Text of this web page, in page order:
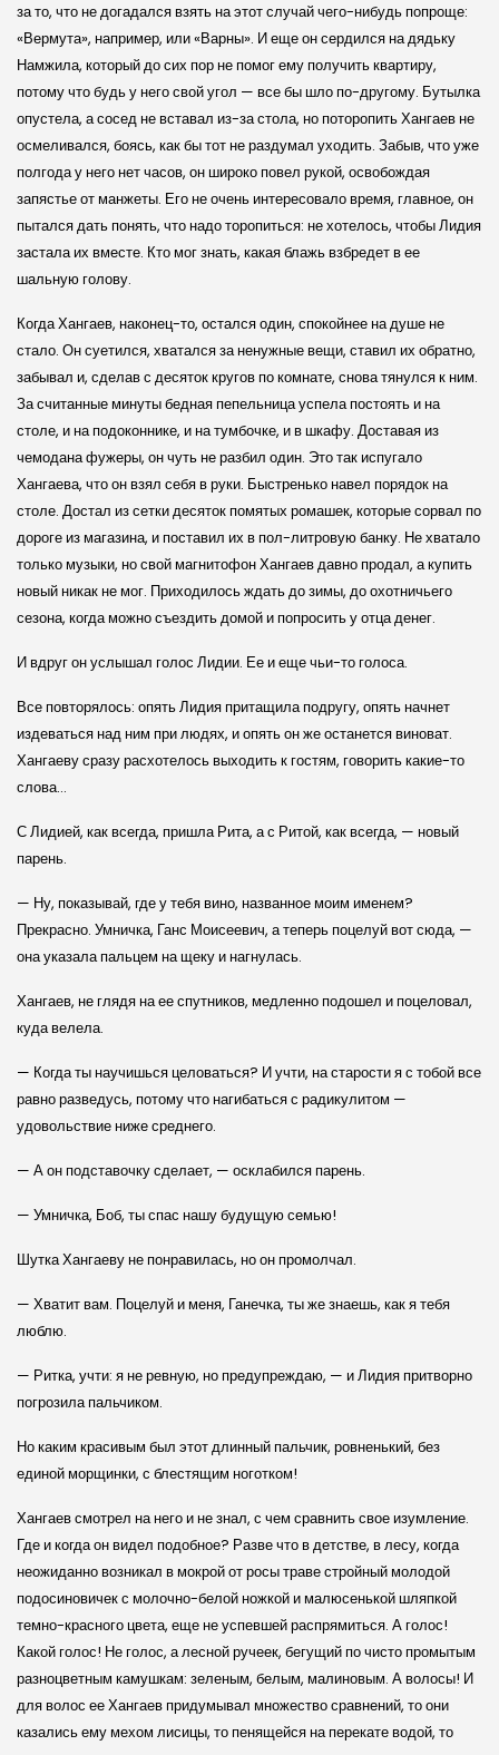
за то, что не догадался взять на этот случай чего-нибудь попроще:
«Вермута», например, или «Варны». И еще он сердился на дядьку
Намжила, который до сих пор не помог ему получить квартиру,
потому что будь у него свой угол — все бы шло по-другому. Бутылка
опустела, а сосед не вставал из-за стола, но поторопить Хангаев не
осмеливался, боясь, как бы тот не раздумал уходить. Забыв, что уже
полгода у него нет часов, он широко повел рукой, освобождая
запястье от манжеты. Его не очень интересовало время, главное, он
пытался дать понять, что надо торопиться: не хотелось, чтобы Лидия
застала их вместе. Кто мог знать, какая блажь взбредет в ее
шальную голову.
Когда Хангаев, наконец-то, остался один, спокойнее на душе не
стало. Он суетился, хватался за ненужные вещи, ставил их обратно,
забывал и, сделав с десяток кругов по комнате, снова тянулся к ним.
За считанные минуты бедная пепельница успела постоять и на
столе, и на подоконнике, и на тумбочке, и в шкафу. Доставая из
чемодана фужеры, он чуть не разбил один. Это так испугало
Хангаева, что он взял себя в руки. Быстренько навел порядок на
столе. Достал из сетки десяток помятых ромашек, которые сорвал по
дороге из магазина, и поставил их в пол-литровую банку. Не хватало
только музыки, но свой магнитофон Хангаев давно продал, а купить
новый никак не мог. Приходилось ждать до зимы, до охотничьего
сезона, когда можно съездить домой и попросить у отца денег.
И вдруг он услышал голос Лидии. Ее и еще чьи-то голоса.
Все повторялось: опять Лидия притащила подругу, опять начнет
издеваться над ним при людях, и опять он же останется виноват.
Хангаеву сразу расхотелось выходить к гостям, говорить какие-то
слова…
С Лидией, как всегда, пришла Рита, а с Ритой, как всегда, — новый
парень.
— Ну, показывай, где у тебя вино, названное моим именем?
Прекрасно. Умничка, Ганс Моисеевич, а теперь поцелуй вот сюда, —
она указала пальцем на щеку и нагнулась.
Хангаев, не глядя на ее спутников, медленно подошел и поцеловал,
куда велела.
— Когда ты научишься целоваться? И учти, на старости я с тобой все
равно разведусь, потому что нагибаться с радикулитом —
удовольствие ниже среднего.
— А он подставочку сделает, — осклабился парень.
— Умничка, Боб, ты спас нашу будущую семью!
Шутка Хангаеву не понравилась, но он промолчал.
— Хватит вам. Поцелуй и меня, Ганечка, ты же знаешь, как я тебя
люблю.
— Ритка, учти: я не ревную, но предупреждаю, — и Лидия притворно
погрозила пальчиком.
Но каким красивым был этот длинный пальчик, ровненький, без
единой морщинки, с блестящим ноготком!
Хангаев смотрел на него и не знал, с чем сравнить свое изумление.
Где и когда он видел подобное? Разве что в детстве, в лесу, когда
неожиданно возникал в мокрой от росы траве стройный молодой
подосиновичек с молочно-белой ножкой и малюсенькой шляпкой
темно-красного цвета, еще не успевшей распрямиться. А голос!
Какой голос! Не голос, а лесной ручеек, бегущий по чисто промытым
разноцветным камушкам: зеленым, белым, малиновым. А волосы! И
для волос ее Хангаев придумывал множество сравнений, то они
казались ему мехом лисицы, то пенящейся на перекате водой, то